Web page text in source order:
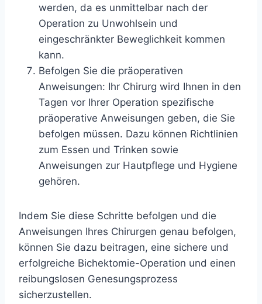
werden, da es unmittelbar nach der
Operation zu Unwohlsein und
eingeschränkter Beweglichkeit kommen
kann.
Befolgen Sie die präoperativen
Anweisungen: Ihr Chirurg wird Ihnen in den
Tagen vor Ihrer Operation spezifische
präoperative Anweisungen geben, die Sie
befolgen müssen. Dazu können Richtlinien
zum Essen und Trinken sowie
Anweisungen zur Hautpflege und Hygiene
gehören.
Indem Sie diese Schritte befolgen und die
Anweisungen Ihres Chirurgen genau befolgen,
können Sie dazu beitragen, eine sichere und
erfolgreiche Bichektomie-Operation und einen
reibungslosen Genesungsprozess
sicherzustellen.